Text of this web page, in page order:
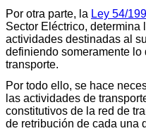
Por otra parte, la Ley 54/
Sector Eléctrico,
actividades destinadas al
definiendo someramente
transporte.
Por todo ello, se hace
las actividades de
constitutivos de la red de
de retribución de cada una